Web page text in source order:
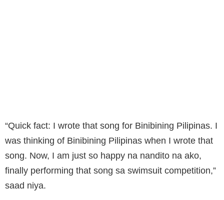
“Quick fact: I wrote that song for Binibining Pilipinas. I
was thinking of Binibining Pilipinas when I wrote that
song. Now, I am just so happy na nandito na ako,
finally performing that song sa swimsuit competition,”
saad niya.